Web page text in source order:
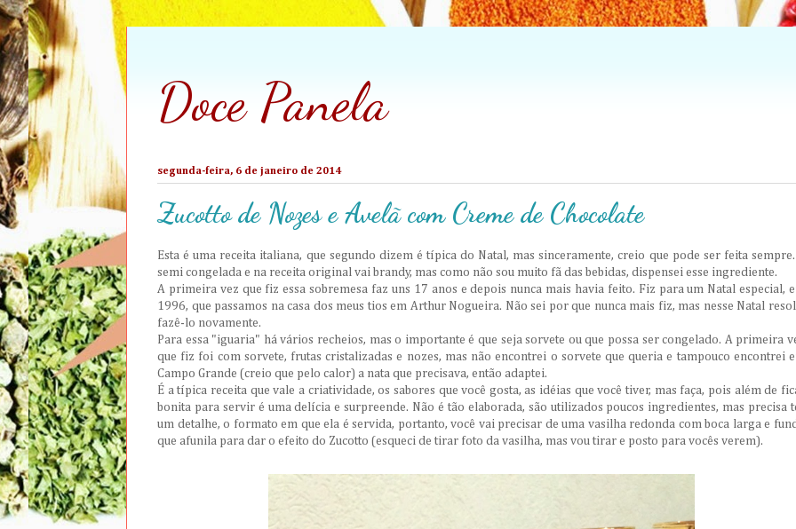
Doce Panela
segunda-feira, 6 de janeiro de 2014
Zucotto de Nozes e Avelã com Creme de Chocolate
Esta é uma receita italiana, que segundo dizem é típica do Natal, mas sinceramente, creio que pode ser feita
semi congelada e na receita original vai brandy, mas como não sou muito fã das bebidas, dispensei esse ingrediente.
A primeira vez que fiz essa sobremesa faz uns 17 anos e depois nunca mais havia feito. Fiz para um Natal especial,
1996, que passamos na casa dos meus tios em Arthur Nogueira. Não sei por que nunca mais fiz, mas nesse Natal
fazê-lo novamente.
Para essa "iguaria" há vários recheios, mas o importante é que seja sorvete ou que possa ser congelado. A primeira
que fiz foi com sorvete, frutas cristalizadas e nozes, mas não encontrei o sorvete que queria e tampouco encontrei
Campo Grande (creio que pelo calor) a nata que precisava, então adaptei.
É a típica receita que vale a criatividade, os sabores que você gosta, as idéias que você tiver, mas faça, pois além de
bonita para servir é uma delícia e surpreende. Não é tão elaborada, são utilizados poucos ingredientes, mas precisa
um detalhe, o formato em que ela é servida, portanto, você vai precisar de uma vasilha redonda com boca larga e
que afunila para dar o efeito do Zucotto (esqueci de tirar foto da vasilha, mas vou tirar e posto para vocês verem).